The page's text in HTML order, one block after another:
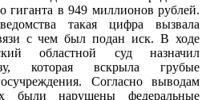
гиганта в 949 миллионов рублей.
такая цифра вызвала
с чем был подан иск. В ходе
областной суд назначил
которая вскрыла грубые
Согласно выводам
были нарушены федеральные